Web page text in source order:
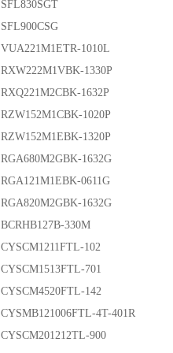
SFL830SGT
SFL900CSG
VUA221M1ETR-1010L
RXW222M1VBK-1330P
RXQ221M2CBK-1632P
RZW152M1CBK-1020P
RZW152M1EBK-1320P
RGA680M2GBK-1632G
RGA121M1EBK-0611G
RGA820M2GBK-1632G
BCRHB127B-330M
CYSCM1211FTL-102
CYSCM1513FTL-701
CYSCM4520FTL-142
CYSMB121006FTL-4T-401R
CYSCM201212TL-900